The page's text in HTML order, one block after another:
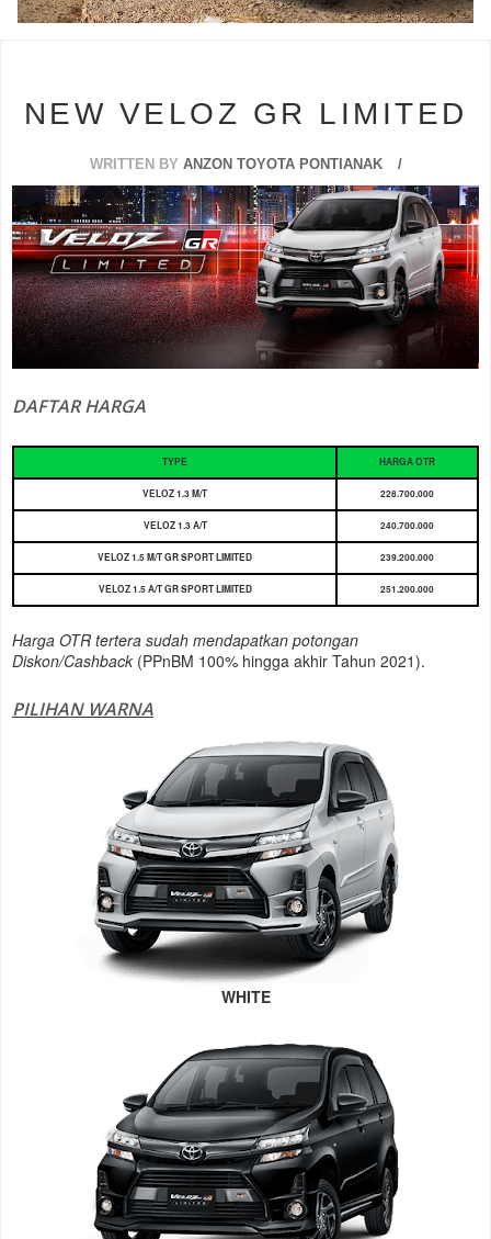
s
NEW VELOZ GR LIMITED
WRITTEN BY ANZON TOYOTA PONTIANAK
DAFTAR HARGA
TYPE HARGA OTR
VELOZ 1.3 M/T 228.700.000
VELOZ 1.3 A/T 240.700.000
VELOZ 1.5 M/T GR SPORT LIMITED 239.200.000
VELOZ 1.5 A/T GR SPORT LIMITED 251.200.000
Harga OTR tertera sudah mendapatkan potongan
Diskon/Cashback (PPnBM 100% hingga akhir Tahun 2021).
PILIHAN WARNA
WHITE